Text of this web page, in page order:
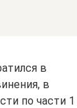
в
в
по части 1